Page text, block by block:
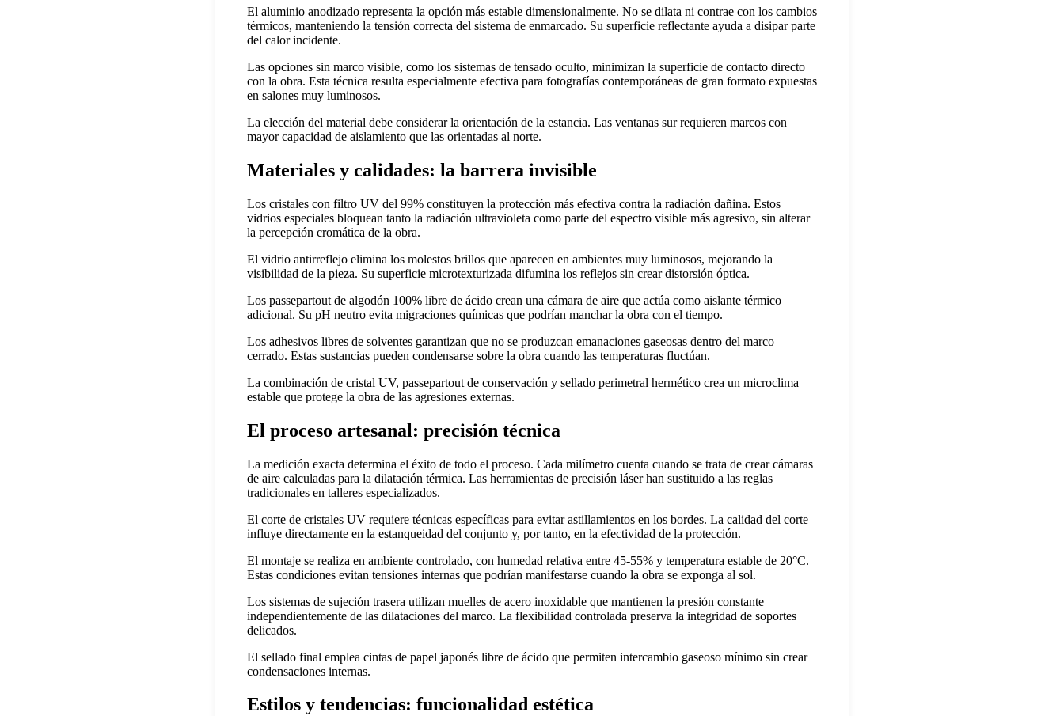
El aluminio anodizado representa la opción más estable dimensionalmente. No se dilata ni contrae con los cambios
térmicos, manteniendo la tensión correcta del sistema de enmarcado. Su superficie reflectante ayuda a disipar parte
del calor incidente.
Las opciones sin marco visible, como los sistemas de tensado oculto, minimizan la superficie de contacto directo
con la obra. Esta técnica resulta especialmente efectiva para fotografías contemporáneas de gran formato expuestas
en salones muy luminosos.
La elección del material debe considerar la orientación de la estancia. Las ventanas sur requieren marcos con
mayor capacidad de aislamiento que las orientadas al norte.
Materiales y calidades: la barrera invisible
Los cristales con filtro UV del 99% constituyen la protección más efectiva contra la radiación dañina. Estos
vidrios especiales bloquean tanto la radiación ultravioleta como parte del espectro visible más agresivo, sin alterar
la percepción cromática de la obra.
El vidrio antirreflejo elimina los molestos brillos que aparecen en ambientes muy luminosos, mejorando la
visibilidad de la pieza. Su superficie microtexturizada difumina los reflejos sin crear distorsión óptica.
Los passepartout de algodón 100% libre de ácido crean una cámara de aire que actúa como aislante térmico
adicional. Su pH neutro evita migraciones químicas que podrían manchar la obra con el tiempo.
Los adhesivos libres de solventes garantizan que no se produzcan emanaciones gaseosas dentro del marco
cerrado. Estas sustancias pueden condensarse sobre la obra cuando las temperaturas fluctúan.
La combinación de cristal UV, passepartout de conservación y sellado perimetral hermético crea un microclima
estable que protege la obra de las agresiones externas.
El proceso artesanal: precisión técnica
La medición exacta determina el éxito de todo el proceso. Cada milímetro cuenta cuando se trata de crear cámaras
de aire calculadas para la dilatación térmica. Las herramientas de precisión láser han sustituido a las reglas
tradicionales en talleres especializados.
El corte de cristales UV requiere técnicas específicas para evitar astillamientos en los bordes. La calidad del corte
influye directamente en la estanqueidad del conjunto y, por tanto, en la efectividad de la protección.
El montaje se realiza en ambiente controlado, con humedad relativa entre 45-55% y temperatura estable de 20°C.
Estas condiciones evitan tensiones internas que podrían manifestarse cuando la obra se exponga al sol.
Los sistemas de sujeción trasera utilizan muelles de acero inoxidable que mantienen la presión constante
independientemente de las dilataciones del marco. La flexibilidad controlada preserva la integridad de soportes
delicados.
El sellado final emplea cintas de papel japonés libre de ácido que permiten intercambio gaseoso mínimo sin crear
condensaciones internas.
Estilos y tendencias: funcionalidad estética